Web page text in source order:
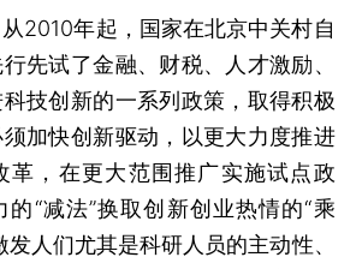
年起，国家在北京中关村自
先试了金融、财税、人才激励、
技创新的一系列政策，取得积极
加快创新驱动，以更大力度推进
革，在更大范围推广实施试点政
“减法”换取创新创业热情的“乘
发人们尤其是科研人员的主动性、